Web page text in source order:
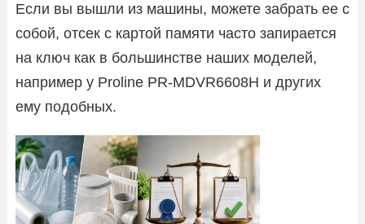
Если вы вышли из машины, можете забрать ее с
собой, отсек с картой памяти часто запирается
на ключ как в большинстве наших моделей,
например у Proline PR-MDVR6608H и других
ему подобных.